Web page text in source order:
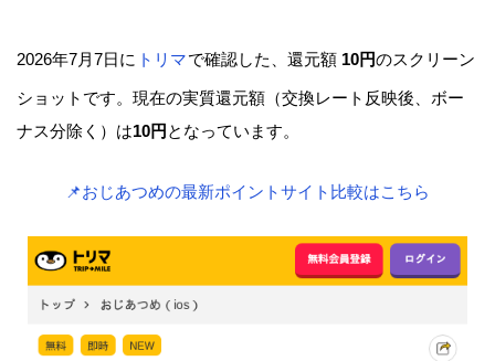
2026年7月7日に トリマで確認した、還元額 10円のスクリーン
ショットです。現在の実質還元額（交換レート反映後、ボー
ナス分除く）は10円 となっています。
📌おじあつめの最新ポイントサイト比較はこちら